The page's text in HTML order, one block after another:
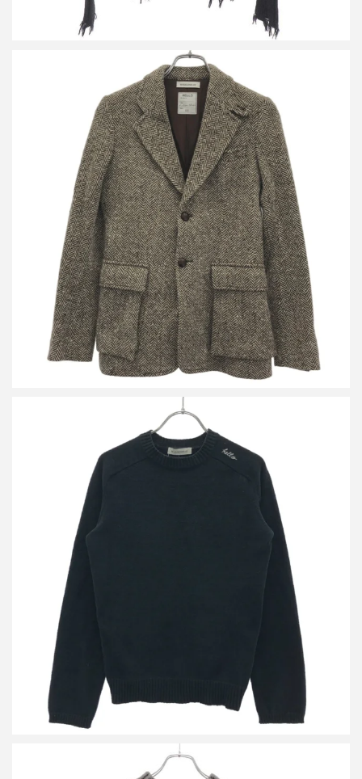
マディソンブルー 18AW HERRINHBONE HUNTING JKT ヘリンボ
ーンツイードハンティングジャケット
買取金額12,500円
詳しく見る
マディソンブルー 23AW HELLO CREW L/S PO MOLE ニットセ